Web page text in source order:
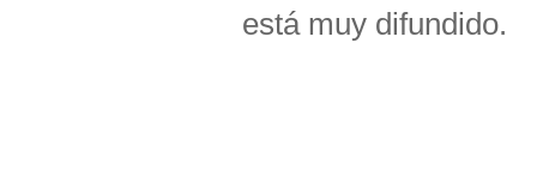
está muy difundido.